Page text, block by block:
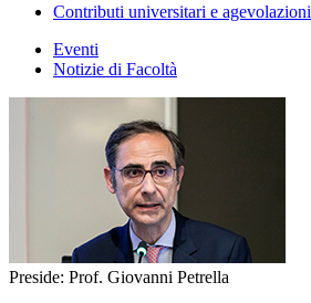
Contributi universitari e agevolazioni
Eventi
Notizie di Facoltà
Preside: Prof. Giovanni Petrella